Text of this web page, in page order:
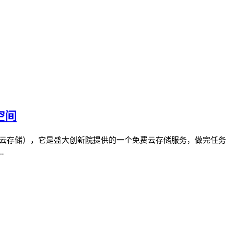
间
存储），它是盛大创新院提供的一个免费云存储服务，做完任